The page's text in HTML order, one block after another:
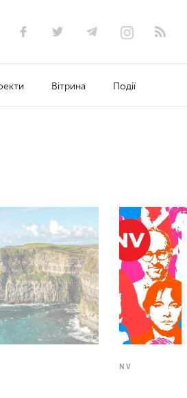
Вітрина Події
NV